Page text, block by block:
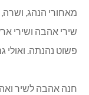
מאחורי הנהג,
שירי אהבה ושירי
פשוט נהנתה. ואולי
חנה אהבה לשיר